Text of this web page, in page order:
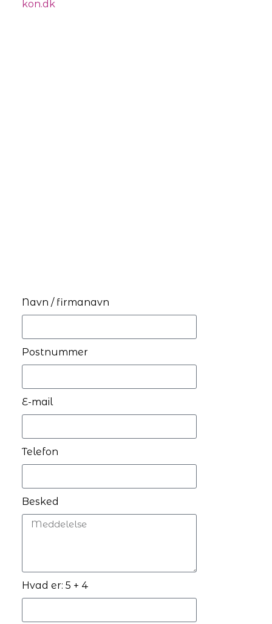
kon.dk
Navn / firmanavn
Postnummer
E-mail
Telefon
Besked
Hvad er: 5 + 4